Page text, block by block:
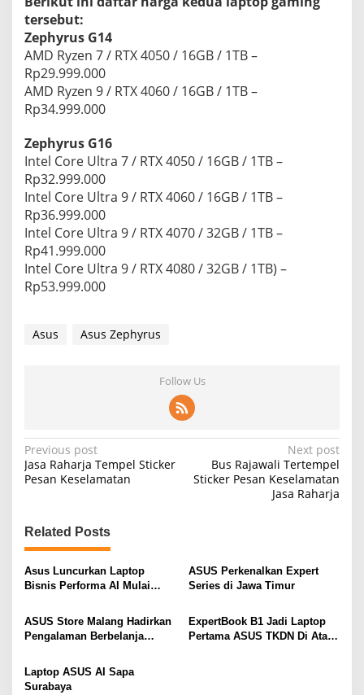
tersebut:
Zephyrus G14
AMD Ryzen 7 / RTX 4050 / 16GB / 1TB –
Rp29.999.000
AMD Ryzen 9 / RTX 4060 / 16GB / 1TB –
Rp34.999.000
Zephyrus G16
Intel Core Ultra 7 / RTX 4050 / 16GB / 1TB –
Rp32.999.000
Intel Core Ultra 9 / RTX 4060 / 16GB / 1TB –
Rp36.999.000
Intel Core Ultra 9 / RTX 4070 / 32GB / 1TB –
Rp41.999.000
Intel Core Ultra 9 / RTX 4080 / 32GB / 1TB) –
Rp53.999.000
Asus Asus Zephyrus
Follow Us
P
o
t
n
a
v
i
g
t
Previous post
Jasa Raharja Tempel Sticker
Pesan Keselamatan
Next post
Bus Rajawali Tertempel
Sticker Pesan Keselamatan
Jasa Raharja
Related Posts
Asus Luncurkan Laptop
Bisnis Performa AI Mulai
ASUS Perkenalkan Expert
Series di Jawa Timur
ASUS Store Malang Hadirkan
Pengalaman Berbelanja
ExpertBook B1 Jadi Laptop
Pertama ASUS TKDN Di Atas
Laptop ASUS AI Sapa
Surabaya